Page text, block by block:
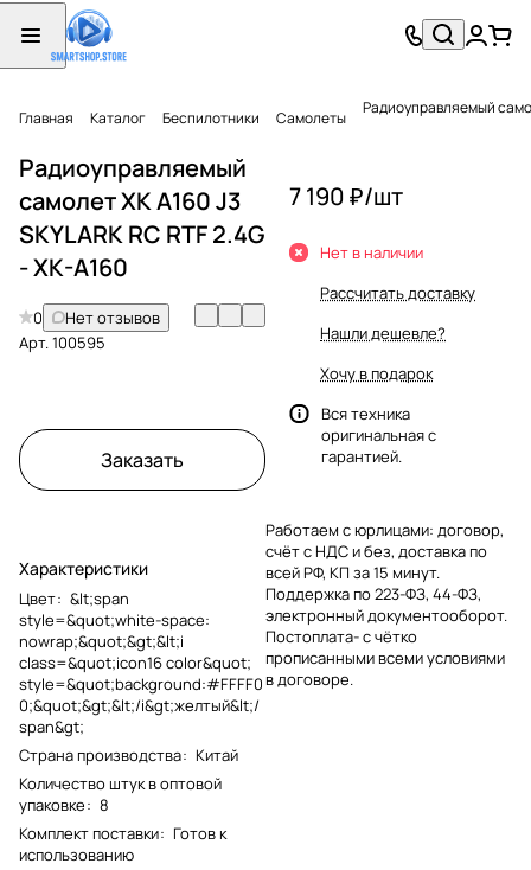
Главная Каталог Беспилотники Самолеты Радиоуправляемый
Радиоуправляемый
самолет XK A160 J3
SKYLARK RC RTF 2.4G
- XK-A160
0
Нет отзывов
Арт.100595
Заказать
Характеристики
Цвет: &lt;span
style=&quot;white-space:
nowrap;&quot;&gt;&lt;i
class=&quot;icon16 color&quot;
style=&quot;background:#FFFF0
0;&quot;&gt;&lt;/i&gt;желтый&lt;/
span&gt;
Страна производства: Китай
Количество штук в оптовой
упаковке: 8
Комплект поставки: Готов к
использованию
7 190 ₽/шт
Нет в наличии
Рассчитать доставку
Нашли дешевле?
Хочу в подарок
Вся техника
оригинальная с
гарантией.
Работаем с юрлицами: договор,
счёт с НДС и без, доставка по
всей РФ, КП за 15 минут.
Поддержка по 223-ФЗ, 44-ФЗ,
электронный документооборот.
Постоплата- с чётко
прописанными всеми условиями
в договоре.